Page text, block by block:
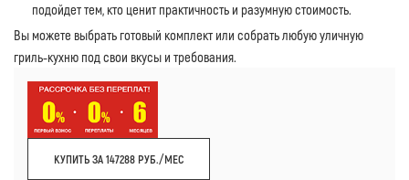
подойдет тем, кто ценит практичность и разумную стоимость.
Вы можете выбрать готовый комплект или собрать любую уличную
гриль‑кухню под свои вкусы и требования.
КУПИТЬ ЗА 147288 РУБ./МЕС